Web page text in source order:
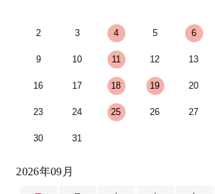
2 3 4 5 6
9 10 11 12 13
16 17 18 19 20
23 24 25 26 27
30 31
2026年09月